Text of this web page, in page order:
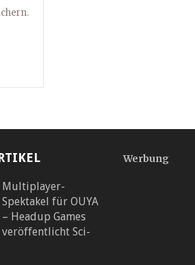
Multiplayer-
Spektakel für OUYA
– Headup Games
veröffentlicht Sci-
Werbung